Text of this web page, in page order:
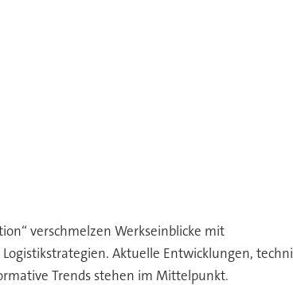
verschmelzen Werkseinblicke mit
Aktuelle Entwicklungen,
Trends stehen im Mittelpunkt.